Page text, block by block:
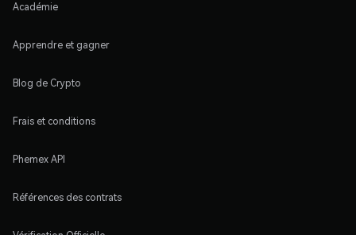
Académie
Apprendre et gagner
Blog de Crypto
Frais et conditions
Phemex API
Références des contrats